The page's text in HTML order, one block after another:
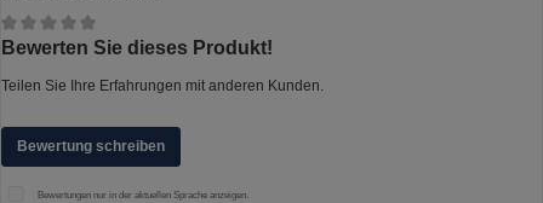
Durchschnittliche Bewertung von 0 von 5 Sternen
Bewerten Sie dieses Produkt!
Teilen Sie Ihre Erfahrungen mit anderen Kunden.
Bewertung schreiben
Bewertungen nur in der aktuellen Sprache anzeigen.